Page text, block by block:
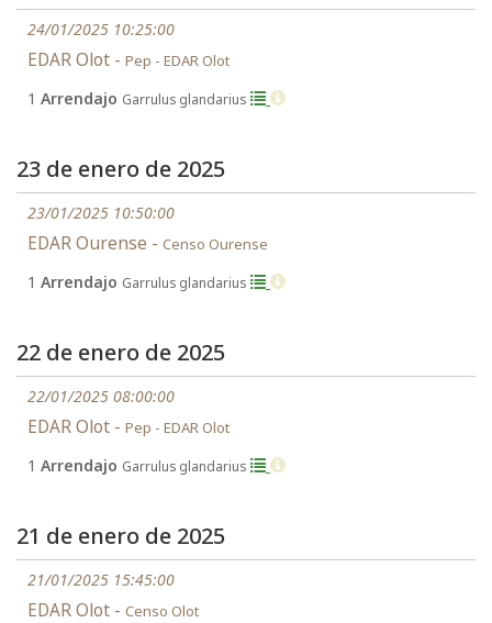
24/01/2025 10:25:00
EDAR Olot - Pep - EDAR Olot
1 Arrendajo Garrulus glandarius
23 de enero de 2025
23/01/2025 10:50:00
EDAR Ourense - Censo Ourense
1 Arrendajo Garrulus glandarius
22 de enero de 2025
22/01/2025 08:00:00
EDAR Olot - Pep - EDAR Olot
1 Arrendajo Garrulus glandarius
21 de enero de 2025
21/01/2025 15:45:00
EDAR Olot - Censo Olot